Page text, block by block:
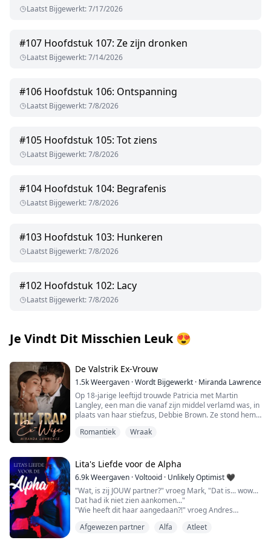
Laatst Bijgewerkt:7/17/2026
#107 Hoofdstuk 107: Ze zijn dronken
Laatst Bijgewerkt:7/14/2026
#106 Hoofdstuk 106: Ontspanning
Laatst Bijgewerkt:7/8/2026
#105 Hoofdstuk 105: Tot ziens
Laatst Bijgewerkt:7/8/2026
#104 Hoofdstuk 104: Begrafenis
Laatst Bijgewerkt:7/8/2026
#103 Hoofdstuk 103: Hunkeren
Laatst Bijgewerkt:7/8/2026
#102 Hoofdstuk 102: Lacy
Laatst Bijgewerkt:7/8/2026
Je Vindt Dit Misschien Leuk😍
De Valstrik Ex-Vrouw
1.5kWeergaven ·Wordt Bijgewerkt · Miranda Lawrence
Op 18-jarige leeftijd trouwde Patricia met Martin
Langley, een man die vanaf zijn middel verlamd was, in
plaats van haar stiefzus, Debbie Brown. Ze stond hem
Ondanks hun tweejarige huwelijk en gezelschap,
Martin, om Debbie's ziekte te behandelen, negeerde
harteloos Patricia's zwangerschap en bond haar wreed
vast aan de operatietafel. Martin was gevoelloos en liet
Patricia zich levenloos voelen, wat haar ertoe bracht
om te vertrekken en naar een vreemd land te gaan.
Martin zou Patricia echter nooit opgeven, ook al haatte
Romantiek Wraak
Lita's Liefde voor de Alpha
6.9kWeergaven ·Voltooid · Unlikely Optimist 🖤
"Wat, is zij JOUW partner?" vroeg Mark, "Dat is... wow...
Dat had ik niet zien aankomen..."
"Wie heeft dit haar aangedaan?!" vroeg Andres
Haar verwondingen werden met elke minuut
Afgewezen partner Alfa Atleet